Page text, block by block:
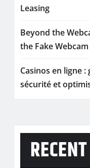
Leasing
Beyond the
the Fake
Casinos en ligne
sécurité et